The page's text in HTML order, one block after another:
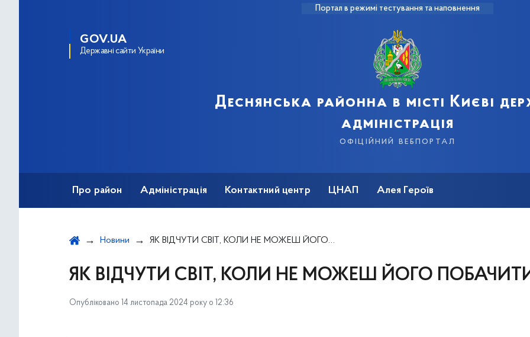
Портал в режимі тестування та наповнення
GOV.UA
Державні сайти України
Деснянська районна в місті Києві
адміністрація
офіційний вебпортал
Про район Адміністрація Контактний центр ЦНАП Алея Героїв
Новини ЯК ВІДЧУТИ СВІТ, КОЛИ НЕ МОЖЕШ ЙОГО ПОБАЧИТИ?
ЯК ВІДЧУТИ СВІТ, КОЛИ НЕ МОЖЕШ ЙОГО
Опубліковано 14 листопада 2024 року о 12:36